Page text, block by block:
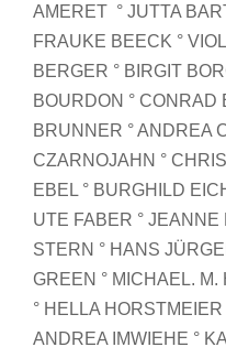
AMERET ° JUTTA
FRAUKE BEECK °
BERGER ° BIRGIT
BOURDON ° CONRAD
BRUNNER ° ANDREA
CZARNOJAHN °
EBEL ° BURGHILD
UTE FABER °
STERN ° HANS
GREEN ° MICHAEL.
° HELLA
ANDREA IMWIEHE °